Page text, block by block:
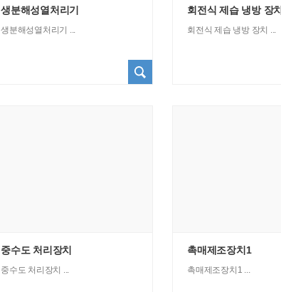
생분해성열처리기
생분해성열처리기 ...
회전식 제습 냉방 장치
회전식 제습 냉방 장치 ...
중수도 처리장치
중수도 처리장치 ...
촉매제조장치1
촉매제조장치1 ...